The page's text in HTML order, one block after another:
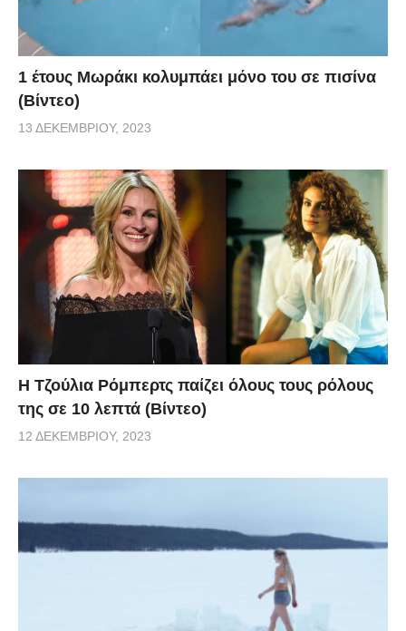
1 έτους Μωράκι κολυμπάει μόνο του σε πισίνα
(Βίντεο)
13 ΔΕΚΕΜΒΡΊΟΥ, 2023
Η Τζούλια Ρόμπερτς παίζει όλους τους ρόλους
της σε 10 λεπτά (Βίντεο)
12 ΔΕΚΕΜΒΡΊΟΥ, 2023